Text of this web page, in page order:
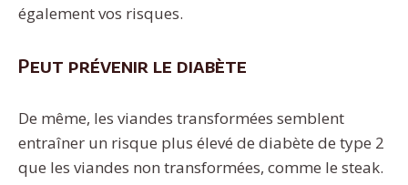
également vos risques.
Peut prévenir le diabète
De même, les viandes transformées semblent
entraîner un risque plus élevé de diabète de type 2
que les viandes non transformées, comme le steak.